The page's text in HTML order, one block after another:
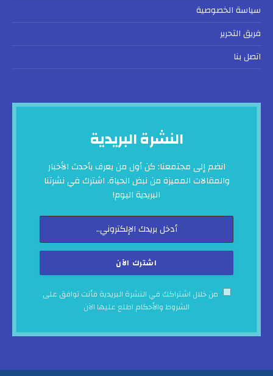
سياسة الخصوصية
فريق التحرير
اتصل بنا
النشرة البريدية
انضم إلى مجتمعنا: كن أول من يعرف بأحدث الأخبار
والمقالات المميزة من نبض الحياة. اشترك في نشرتنا
البريدية اليوم!
من خلال اشتراكك في النشرة البريدية فأنت توافق على
الشروط والأحكام اطلع عليها الآن